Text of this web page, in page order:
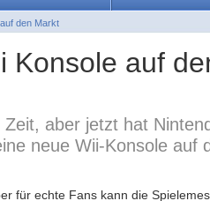
Konsole auf
aber jetzt hat
neue Wii-Konsole auf
für echte Fans kann die
den Markt